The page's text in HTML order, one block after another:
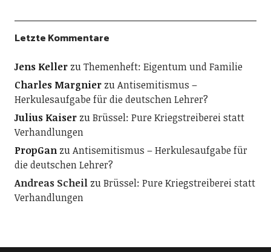
Letzte Kommentare
Jens KellerzuThemenheft: Eigentum und Familie
Charles MargnierzuAntisemitismus –
Herkulesaufgabe für die deutschen Lehrer?
Julius KaiserzuBrüssel: Pure Kriegstreiberei statt
Verhandlungen
PropGanzuAntisemitismus – Herkulesaufgabe für
die deutschen Lehrer?
Andreas ScheilzuBrüssel: Pure Kriegstreiberei statt
Verhandlungen